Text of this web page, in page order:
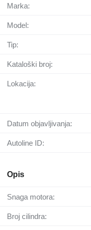
Marka:
Model:
Tip:
Kataloški broj:
Lokacija:
Datum objavljivanja:
Autoline ID:
Opis
Snaga motora:
Broj cilindra: